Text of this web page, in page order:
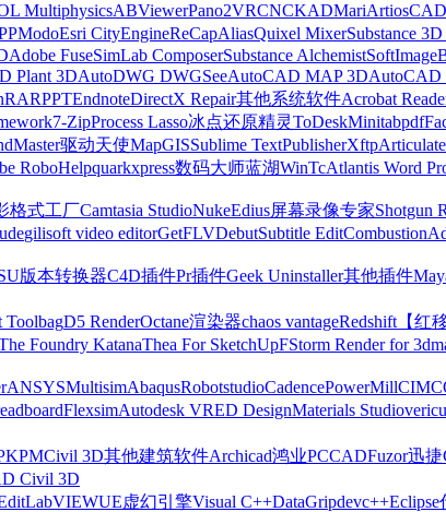
MultiphysicsABViewerPano2VRCNCKADMariArtiosCAD
ModoEsri CityEngineReCapAliasQuixel MixerSubstance 3D
Adobe FuseSimLab ComposerSubstance AlchemistSoftImage
Plant 3DAutoDWG DWGSeeAutoCAD MAP 3DAutoCAD
PPTEndnoteDirectX Repair其他系统软件Acrobat
7-ZipProcess Lasso冰点还原精灵ToDeskMinitab
驱动天使MapGISSublime TextPublisherXftp
RoboHelpquarkxpress数码大师蓝湖WinTcAtlantis Word
格式工厂Camtasia StudioNukeEdius屏幕录像专家Shotgun
gilisoft video editorGetFLVDebutSubtitle EditCombustion
版本转换器C4D插件Pr插件Geek Uninstaller其他插件
ToolbagD5 RenderOctane渲染器chaos vantageRedshift【红
Foundry KatanaThea For SketchUpFStorm Render for
ANSYSMultisimAbaqusRobotstudioCadencePowerMill
FlexsimAutodesk VRED DesignMaterials Studio
Civil 3D其他建筑软件Archicad鸿业PCCADFuzor迅
Civil 3D
LabVIEWUE虚幻引擎Visual C++DataGripdevc++Eclipse